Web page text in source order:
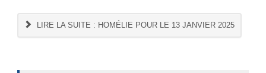
LIRE LA SUITE : HOMÉLIE POUR LE 13 JANVIER 2025